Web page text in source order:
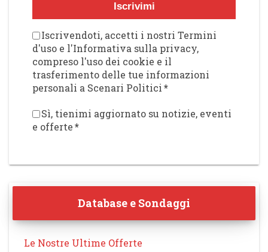
Iscrivimi
Iscrivendoti, accetti i nostri Termini
d'uso e l'Informativa sulla privacy,
compreso l'uso dei cookie e il
trasferimento delle tue informazioni
personali a Scenari Politici*
Sì, tienimi aggiornato su notizie, eventi
e offerte*
Database e Sondaggi
Le Nostre Ultime Offerte